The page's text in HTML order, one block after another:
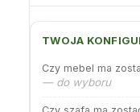
TWOJA
Czy mebel ma
— do wyboru